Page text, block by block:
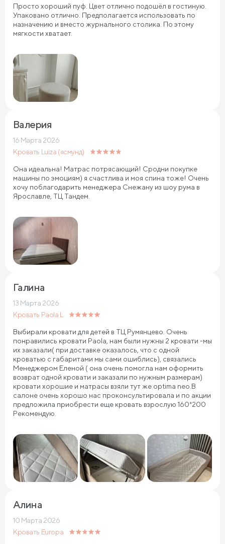
Просто хороший пуф. Цвет отлично подошёл в гостиную.
Упаковано отлично. Предполагается использовать по
назначению и вместо журнального столика. По этому
мягкости хватает.
Валерия
Кровать Luiza (ясмунд)
16 Марта 2026
Она идеальна! Матрас потрясающий! Сродни покупке
машины по эмоциям) я счастлива и моя спина тоже! Очень
хочу поблагодарить менеджера Снежану из шоу рума в
Ярославле, ТЦ Тандем.
Галина
Кровать Paola L
13 Марта 2026
Выбирали кровати для детей в ТЦ Румянцево. Очень
понравились кровати Paola, нам были нужны 2 кровати -мы
их заказали( при доставке оказалось, что с одной
кроватью с габаритами мы сами ошиблись), связались
Менеджером Еленой ( она очень помогла нам оформить
возврат одной кровати и заказали по нужным размерам)
кровати хорошие и матрасы взяли тут же optima neo.В
салоне очень хорошо нас проконсультировала и по акции
предложила приобрести еще кровать взрослую 160*200
Рекомендую.
Алина
Кровать Europa
10 Марта 2026